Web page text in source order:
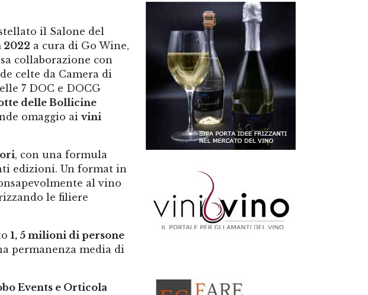
il Salone del
2022 a cura di Go Wine,
collaborazione con
celte da Camera di
7 DOC e DOCG
delle Bollicine
omaggio ai vini
, con una formula
edizioni. Un format in
al vino
le filiere
1, 5 milioni di persone
permanenza media di
Events e Orticola